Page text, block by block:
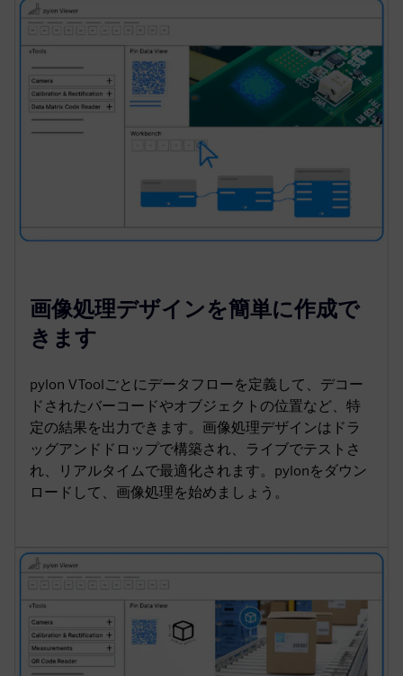
画像処理デザインを簡単に作成で
きます
pylon VToolごとにデータフローを定義して、デコー
ドされたバーコードやオブジェクトの位置など、特
定の結果を出力できます。画像処理デザインはドラ
ッグアンドドロップで構築され、ライブでテストさ
れ、リアルタイムで最適化されます。pylonをダウン
ロードして、画像処理を始めましょう。